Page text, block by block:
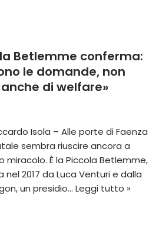
Betlemme conferma:
le domande, non
di welfare»
Isola – Alle porte di Faenza
sembra riuscire ancora a
miracolo. È la Piccola Betlemme,
2017 da Luca Venturi e dalla
un presidio… Leggi tutto »